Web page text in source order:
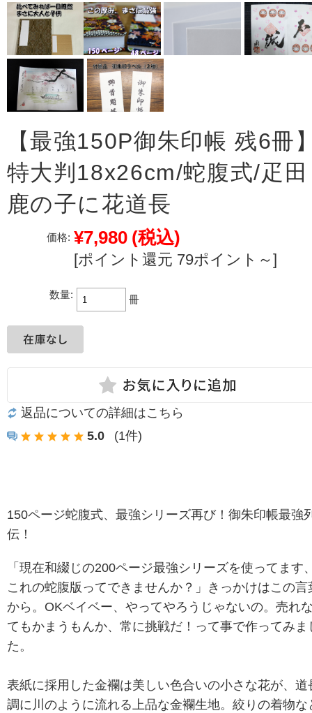
【最強150P御朱印帳 残6冊
特大判18x26cm/蛇腹式/疋田
鹿の子に花道長
価格: ¥7,980 (税込)
[ポイント還元 79ポイント～]
数量: 冊
返品についての詳細はこちら
5.0
(1件)
150ページ蛇腹式、最強シリーズ再び！御朱印帳最強
伝！
「現在和綴じの200ページ最強シリーズを使ってます
これの蛇腹版ってできませんか？」きっかけはこの言
から。OKベイベー、やってやろうじゃないの。売れ
てもかまうもんか、常に挑戦だ！って事で作ってみま
た。
表紙に採用した金襴は美しい色合いの小さな花が、道
調に川のように流れる上品な金襴生地。絞りの着物な